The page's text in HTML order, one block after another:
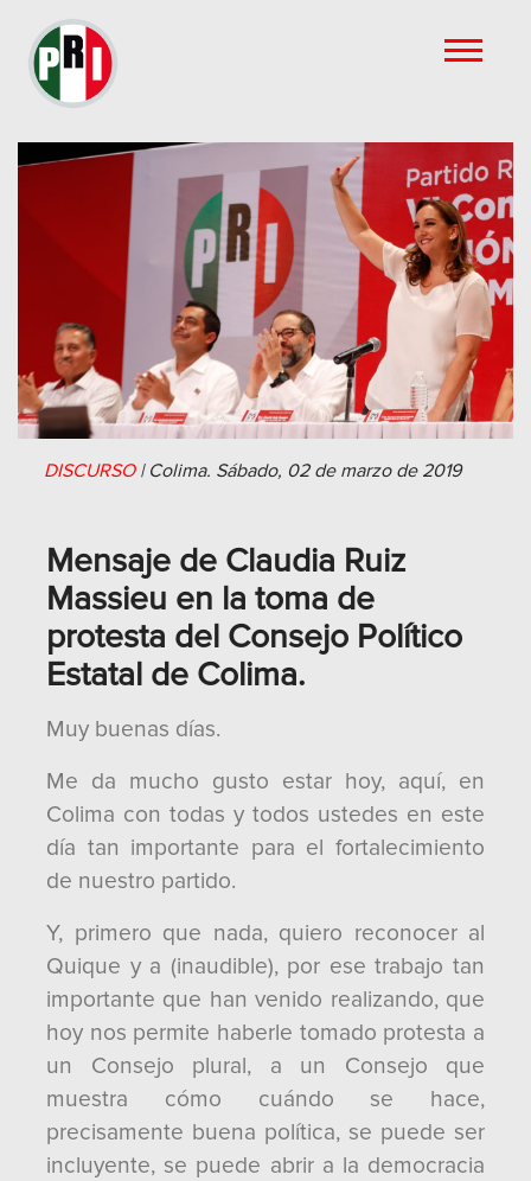
DISCURSO| Colima. Sábado, 02 de marzo de 2019
Mensaje de Claudia Ruiz
Massieu en la toma de
protesta del Consejo Político
Estatal de Colima.
Muy buenas días.
Me da mucho gusto estar hoy, aquí, en
Colima con todas y todos ustedes en este
día tan importante para el fortalecimiento
de nuestro partido.
Y, primero que nada, quiero reconocer al
Quique y a (inaudible), por ese trabajo tan
importante que han venido realizando, que
hoy nos permite haberle tomado protesta a
un Consejo plural, a un Consejo que
muestra cómo cuándo se hace,
precisamente buena política, se puede ser
incluyente, se puede abrir a la democracia